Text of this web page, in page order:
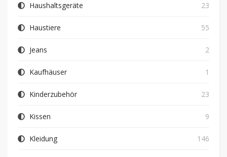
Haushaltsgeräte 23
Haustiere 55
Jeans 2
Kaufhäuser 1
Kinderzubehör 23
Kissen 9
Kleidung 146